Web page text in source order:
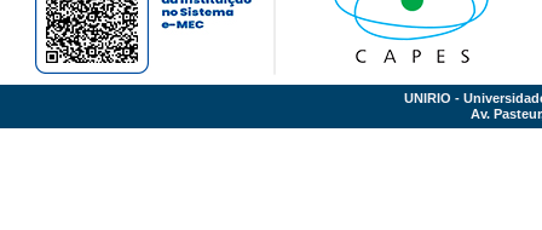
UNIRIO -
Av.